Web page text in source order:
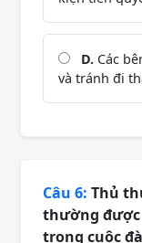
D. Các
và tránh đi
Câu 6: Thủ
thường được
trong cuộc